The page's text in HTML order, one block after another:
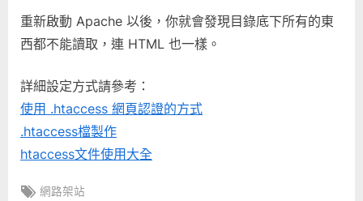
重新啟動 Apache 以後，你就會發現目錄底下所有的東
西都不能讀取，連 HTML 也一樣。
詳細設定方式請參考：
使用 .htaccess 網頁認證的方式
.htaccess檔製作
htaccess文件使用大全
Tags:
網路架站